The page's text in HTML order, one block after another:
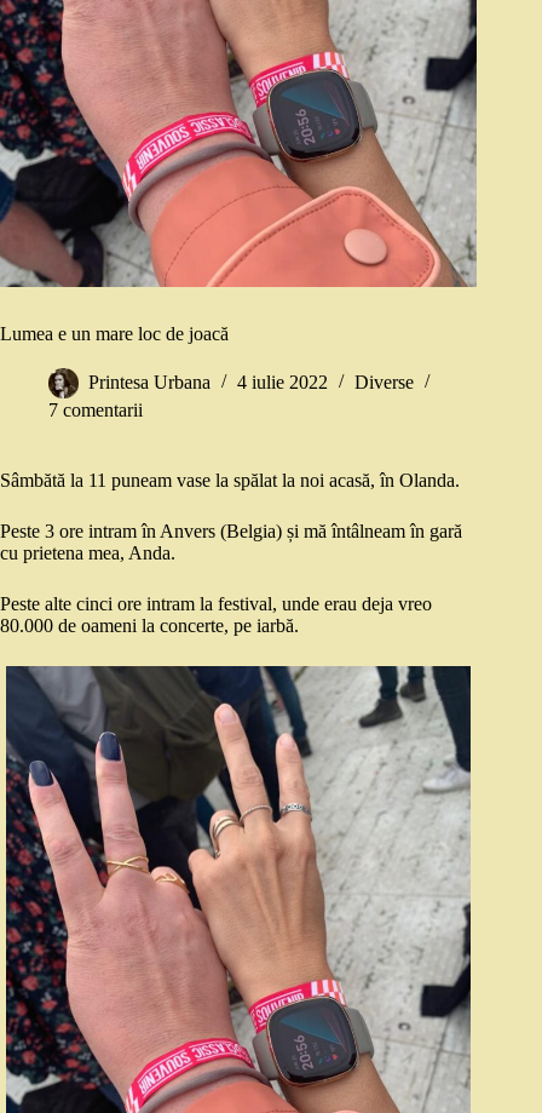
Lumea e un mare loc de joacă
Printesa Urbana 4 iulie 2022
Diverse
7 comentarii
Sâmbătă la 11 puneam vase la spălat la noi acasă, în Olanda.
Peste 3 ore intram în Anvers (Belgia) și mă întâlneam în gară
cu prietena mea, Anda.
Peste alte cinci ore intram la festival, unde erau deja vreo
80.000 de oameni la concerte, pe iarbă.